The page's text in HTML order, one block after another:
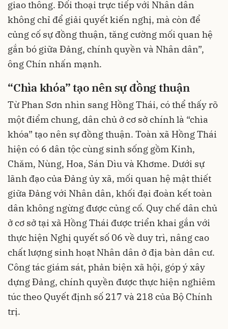
giao thông. Đối thoại trực tiếp với Nhân dân
không chỉ để giải quyết kiến nghị, mà còn để
củng cố sự đồng thuận, tăng cường mối quan hệ
gắn bó giữa Đảng, chính quyền và Nhân dân”,
ông Chín nhấn mạnh.
“Chìa khóa” tạo nên sự đồng thuận
Từ Phan Sơn nhìn sang Hồng Thái, có thể thấy rõ
một điểm chung, dân chủ ở cơ sở chính là “chìa
khóa” tạo nên sự đồng thuận. Toàn xã Hồng Thái
hiện có 6 dân tộc cùng sinh sống gồm Kinh,
Chăm, Nùng, Hoa, Sán Dìu và Khơme. Dưới sự
lãnh đạo của Đảng ủy xã, mối quan hệ mật thiết
giữa Đảng với Nhân dân, khối đại đoàn kết toàn
dân không ngừng được củng cố. Quy chế dân chủ
ở cơ sở tại xã Hồng Thái được triển khai gắn với
thực hiện Nghị quyết số 06 về duy trì, nâng cao
chất lượng sinh hoạt Nhân dân ở địa bàn dân cư.
Công tác giám sát, phản biện xã hội, góp ý xây
dựng Đảng, chính quyền được thực hiện nghiêm
túc theo Quyết định số 217 và 218 của Bộ Chính
trị.